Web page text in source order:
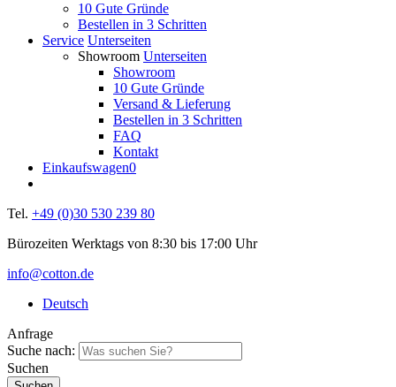
10 Gute Gründe
Bestellen in 3 Schritten
Service Unterseiten
Showroom Unterseiten
Showroom
10 Gute Gründe
Versand & Lieferung
Bestellen in 3 Schritten
FAQ
Kontakt
Einkaufswagen0
Tel. +49 (0)30 530 239 80
Bürozeiten Werktags von 8:30 bis 17:00 Uhr
info@cotton.de
Deutsch
Anfrage
Suche nach:
Suchen